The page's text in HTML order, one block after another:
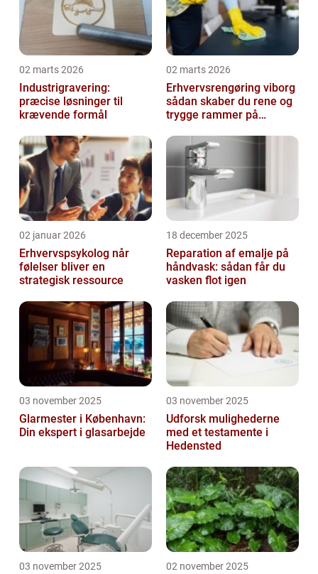
02 marts 2026
Industrigravering:
præcise løsninger til
krævende formål
02 marts 2026
Erhvervsrengøring viborg
sådan skaber du rene og
trygge rammer på
02 januar 2026
Erhvervspsykolog når
følelser bliver en
strategisk ressource
18 december 2025
Reparation af emalje på
håndvask: sådan får du
vasken flot igen
03 november 2025
Glarmester i København:
Din ekspert i glasarbejde
03 november 2025
Udforsk mulighederne
med et testamente i
Hedensted
03 november 2025 02 november 2025